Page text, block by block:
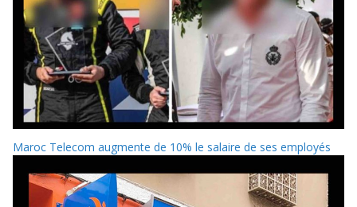
Maroc Telecom augmente de 10% le salaire de ses employés